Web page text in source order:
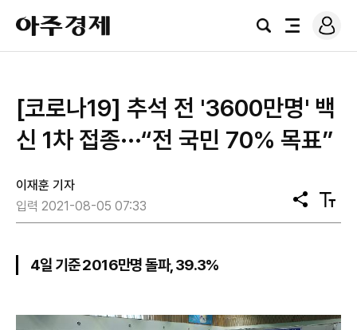
아
주
경
검
전
로
그
[코로나19] 추석 전 '3600만명' 백
신 1차 접종···“전 국민 70% 목표”
이재훈 기자
입력 2021-08-05 07:33
공
유
텍
스
4일 기준 2016만명 돌파, 39.3%